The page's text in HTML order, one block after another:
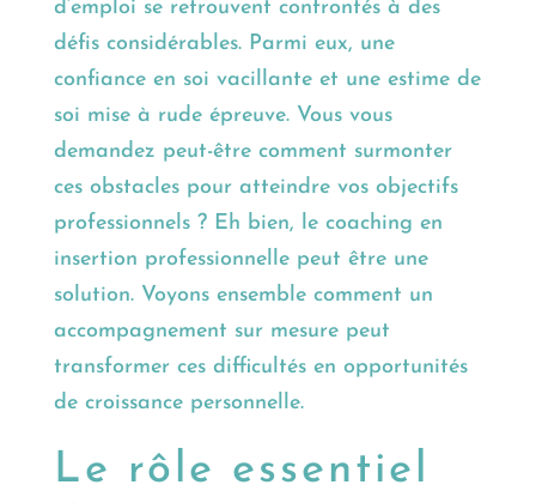
d’emploi se retrouvent confrontés à des
défis considérables. Parmi eux, une
confiance en soi vacillante et une estime de
soi mise à rude épreuve. Vous vous
demandez peut-être comment surmonter
ces obstacles pour atteindre vos objectifs
professionnels ? Eh bien, le coaching en
insertion professionnelle peut être une
solution. Voyons ensemble comment un
accompagnement sur mesure peut
transformer ces difficultés en opportunités
de croissance personnelle.
Le rôle essentiel